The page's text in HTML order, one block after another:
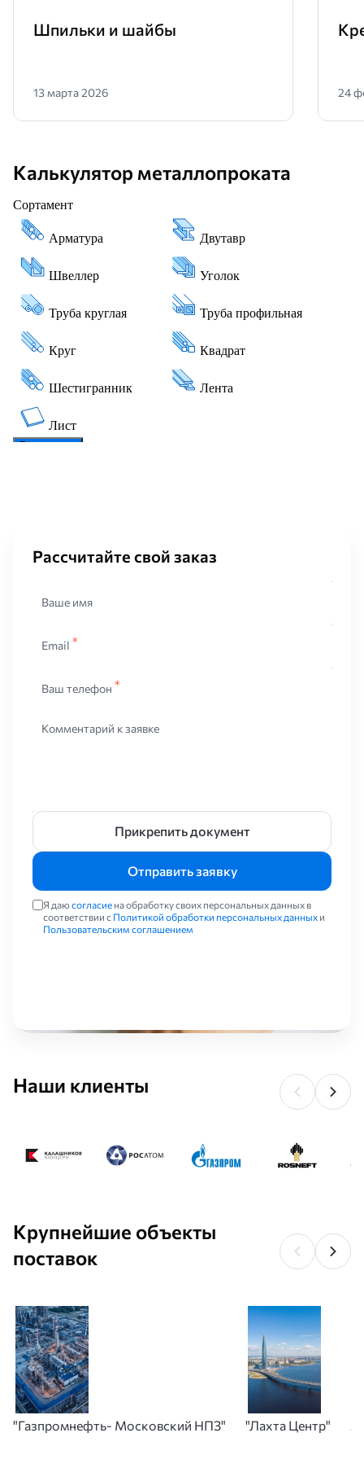
Шпильки и шайбы
13 марта 2026 24
Калькулятор металлопроката
Рассчитайте свой заказ
Ваше имя
Email
Ваш телефон
Комментарий к заявке
Прикрепить документ
Отправить заявку
Я даюсогласие на обработку своих персональных данных в
соответствии с Политикой обработки персональных данных и
Пользовательским соглашением
Наши клиенты
Крупнейшие объекты
поставок
"Газпромнефть- Московский НПЗ" "Лахта Центр"